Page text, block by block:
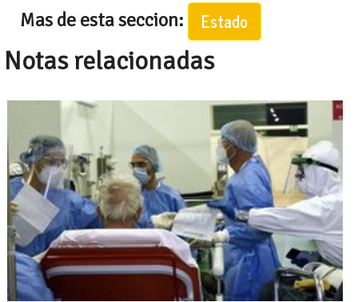
Mas de esta seccion: Estado
Notas relacionadas